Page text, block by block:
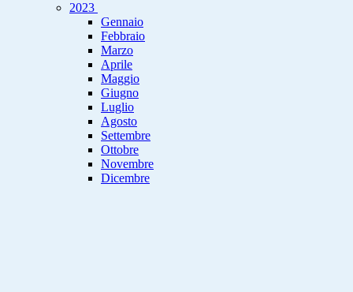
2023
Gennaio
Febbraio
Marzo
Aprile
Maggio
Giugno
Luglio
Agosto
Settembre
Ottobre
Novembre
Dicembre